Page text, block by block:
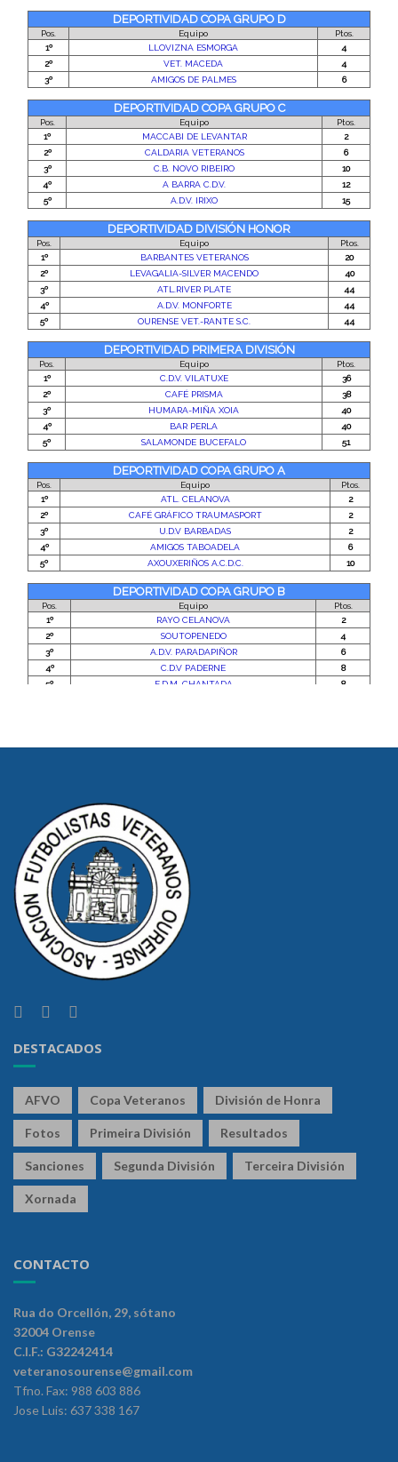
DESTACADOS
AFVO Copa Veteranos División de Honra
Fotos Primeira División Resultados
Sanciones Segunda División Terceira División
Xornada
CONTACTO
Rua do Orcellón, 29, sótano
32004 Orense
C.I.F.: G32242414
veteranosourense@gmail.com
Tfno. Fax: 988 603 886
Jose Luis: 637 338 167